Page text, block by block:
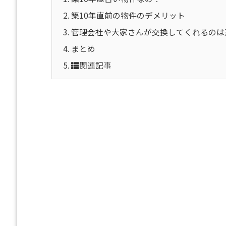
2. 築10年直前の物件のデメリット
3. 管理会社や大家さんが交換してくれるの
4. まとめ
5.
関連記事